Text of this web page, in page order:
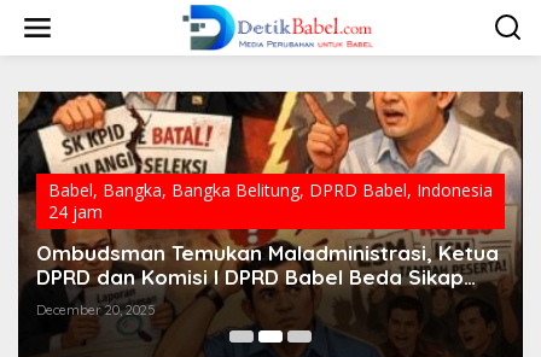
i
Babel, Bangka, Bangka Belitung, DPRD Babel, Indonesia
24 jam
Ombudsman Temukan Maladministrasi, Ketua
DPRD dan Komisi I DPRD Babel Beda Sikap
soal KPID
December 20, 2025